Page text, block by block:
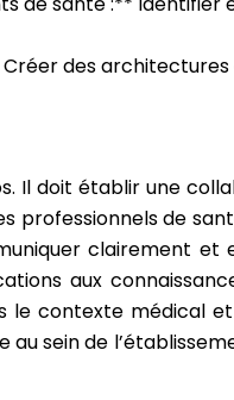
des
Il doit établir une
professionnels de
clairement
aux
le contexte médical
sein de